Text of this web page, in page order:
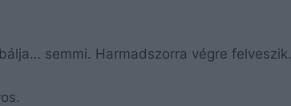
semmi. Harmadszorra végre felveszik.